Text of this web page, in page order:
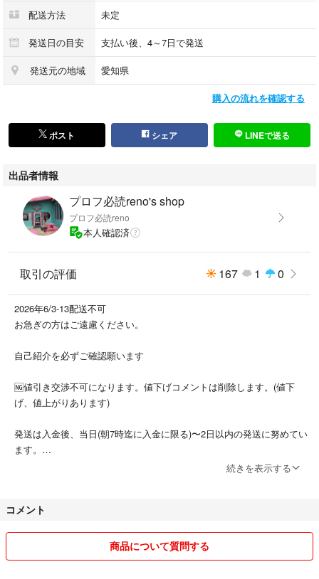
配送方法 未定
発送日の目安 支払い後、4～7日で発送
発送元の地域 愛知県
購入の流れを確認する
ポスト シェア LINEで送る
出品者情報
プロフ必読reno's shop
プロフ必読reno
本人確認済
取引の評価 167 1 0
2026年6/3-13配送不可
お急ぎの方はご遠慮ください。
自己紹介を必ずご確認願います
🆖値引き交渉不可になります。値下げコメントは削除します。(値下
げ、値上がりあります)
発送は入金後、当日(朝7時迄に入金に限る)〜2日以内の発送に努めてい
ます。
続きを表示する
コメント
商品について質問する